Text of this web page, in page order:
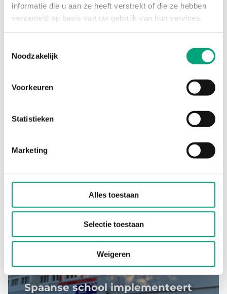
informatie die u aan ze heeft verstrekt of die ze hebben
verzameld op basis van uw gebruik van hun services.
Noodzakelijk
Voorkeuren
Statistieken
Marketing
Alles toestaan
Selectie toestaan
Weigeren
Oplossingen van Regin hebben
nieuwe functionaliteiten
Madrid.
”Regio RCX is zowel
gebruiksvriendelijk”
Spaanse school implementeert